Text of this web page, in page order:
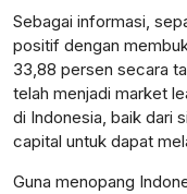
Sebagai informasi,
positif dengan
33,88 persen secara
telah menjadi market
di Indonesia, baik dari
capital untuk dapat
Guna menopang